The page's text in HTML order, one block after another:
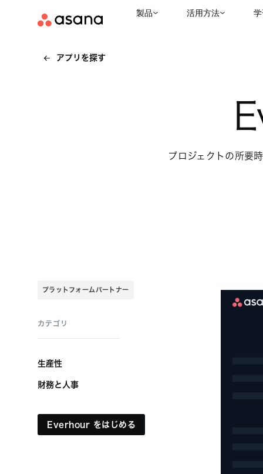
製品 活用方法
アプリを探す
プロジェクトの所要
プラットフォームパートナー
カテゴリ
生産性
財務と人事
Everhour をはじめる